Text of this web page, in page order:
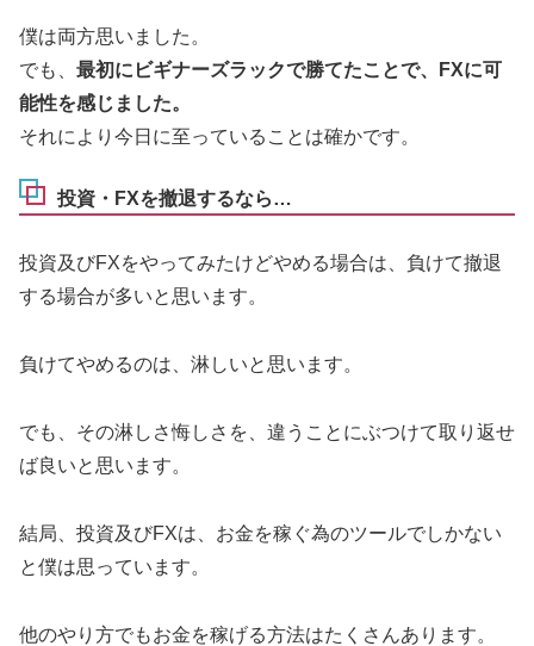
僕は両方思いました。
でも、 最初にビギナーズラックで勝てたことで、FXに可
能性を感じました。
それにより今日に至っていることは確かです。
投資・FXを撤退するなら…
投資及びFXをやってみたけどやめる場合は、負けて撤退
する場合が多いと思います。
負けてやめるのは、淋しいと思います。
でも、その淋しさ悔しさを、違うことにぶつけて取り返せ
ば良いと思います。
結局、投資及びFXは、お金を稼ぐ為のツールでしかない
と僕は思っています。
他のやり方でもお金を稼げる方法はたくさんあります。